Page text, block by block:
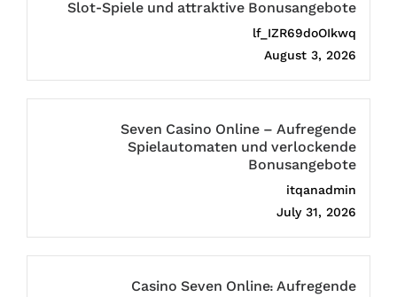
Slot-Spiele und attraktive Bonusangebote
lf_IZR69doOIkwq
August 3, 2026
Seven Casino Online – Aufregende
Spielautomaten und verlockende
Bonusangebote
itqanadmin
July 31, 2026
Casino Seven Online: Aufregende